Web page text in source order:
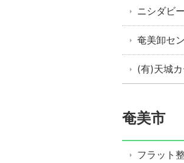
ニシダビ
奄美卸セ
(有)天城
奄美市
フラット